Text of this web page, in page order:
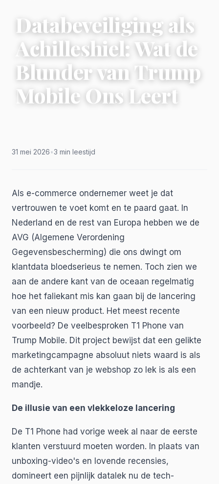
Databeveiliging als
Achilleshiel: Wat de
Blunder van Trump
Mobile Ons Leert
31 mei 2026•3 min leestijd
Als e-commerce ondernemer weet je dat
vertrouwen te voet komt en te paard gaat. In
Nederland en de rest van Europa hebben we de
AVG (Algemene Verordening
Gegevensbescherming) die ons dwingt om
klantdata bloedserieus te nemen. Toch zien we
aan de andere kant van de oceaan regelmatig
hoe het faliekant mis kan gaan bij de lancering
van een nieuw product. Het meest recente
voorbeeld? De veelbesproken T1 Phone van
Trump Mobile. Dit project bewijst dat een gelikte
marketingcampagne absoluut niets waard is als
de achterkant van je webshop zo lek is als een
mandje.
De illusie van een vlekkeloze lancering
De T1 Phone had vorige week al naar de eerste
klanten verstuurd moeten worden. In plaats van
unboxing-video's en lovende recensies,
domineert een pijnlijk datalek nu de tech-